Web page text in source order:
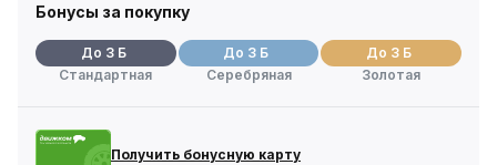
Бонусы за покупку
До 3 Б
Стандартная
До 3 Б
Серебряная
До 3 Б
Золотая
Получить бонусную карту